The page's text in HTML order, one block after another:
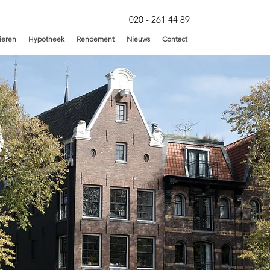
020 - 261 44 89
Hypotheek Rendement Nieuws Contact